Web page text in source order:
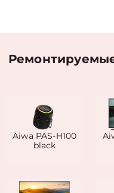
Aiwa PAS-H100
black